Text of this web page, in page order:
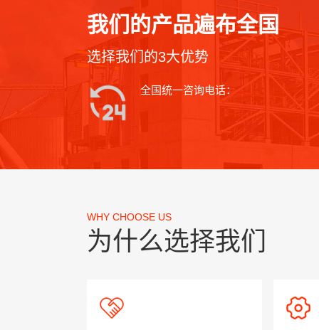
我们的产品遍布全国
选择我们的3大优势
全国统一咨询电话：
WHY CHOOSE US
为什么选择我们